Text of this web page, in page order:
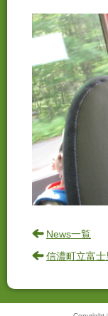
News一覧
信濃町立富士